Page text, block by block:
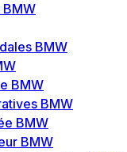
BMW
BMW
BMW
BMW
BMW